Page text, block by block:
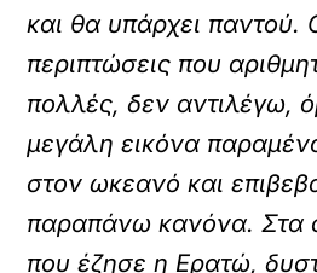
και θα υπάρχει παντού.
περιπτώσεις που
πολλές, δεν αντιλέγω,
μεγάλη εικόνα
στον ωκεανό και
παραπάνω κανόνα. Στα
που έζησε η Ερατώ,